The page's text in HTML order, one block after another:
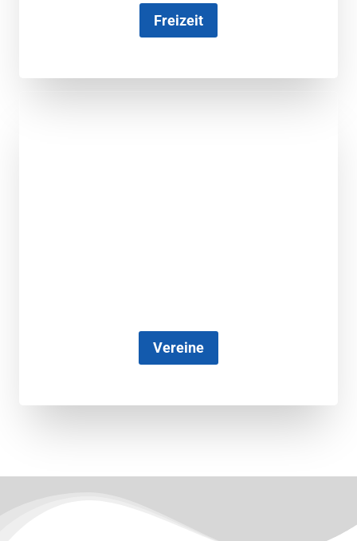
Freizeit
Vereine